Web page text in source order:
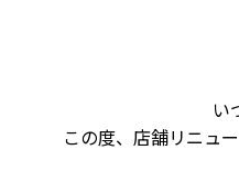
い
この度、店舗リニュ